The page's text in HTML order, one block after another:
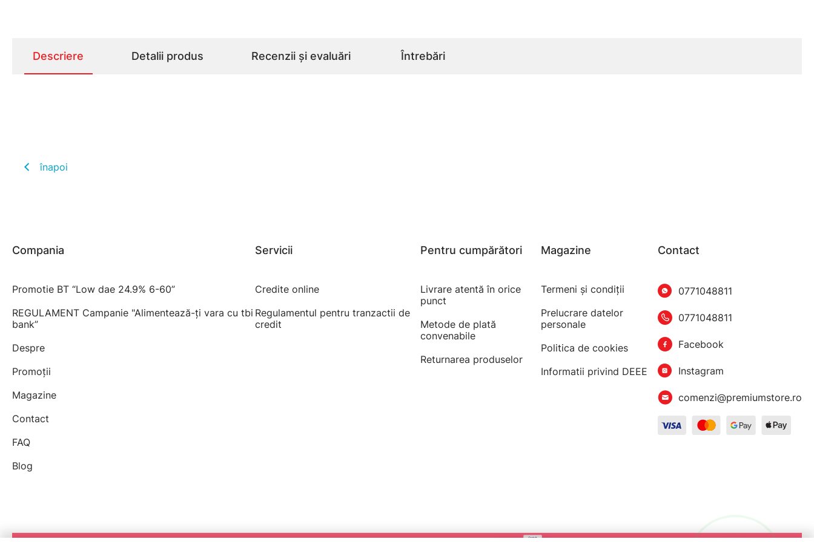
Descriere Detalii produs Recenzii și evaluări Întrebări
înapoi
Compania
Promotie BT “Low dae 24.9% 6-60”
REGULAMENT Campanie "Alimentează-ți vara cu tbi
bank”
Despre
Promoții
Magazine
Contact
FAQ
Blog
Servicii
Credite online
Regulamentul pentru tranzactii de
credit
Pentru cumpărători
Livrare atentă în orice
punct
Metode de plată
convenabile
Returnarea produselor
Magazine
Termeni şi condiţii
Prelucrare datelor
personale
Politica de cookies
Informatii privind DEEE
Contact
0771048811
0771048811
Facebook
Instagram
comenzi@premiumstore.ro